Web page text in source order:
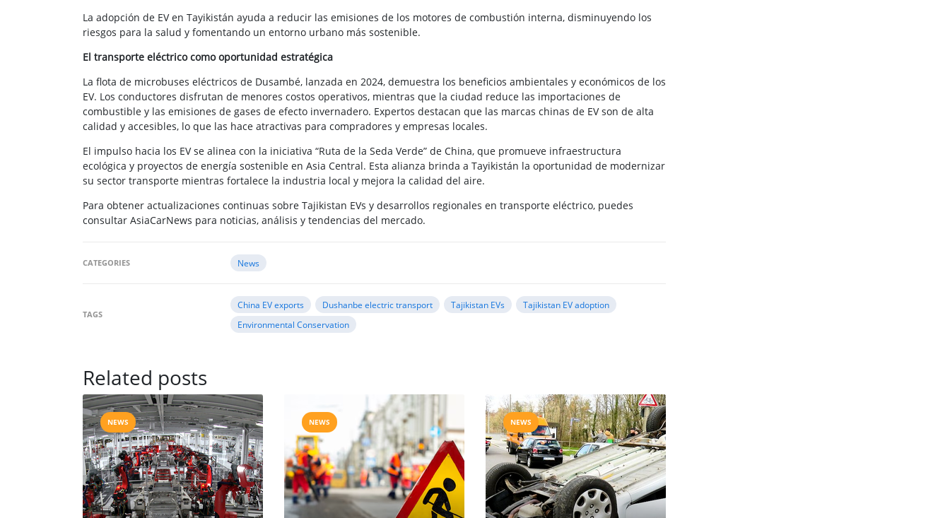
La adopción de EV en Tayikistán ayuda a reducir las emisiones de los motores de combustión interna, disminuyendo los
riesgos para la salud y fomentando un entorno urbano más sostenible.
El transporte eléctrico como oportunidad estratégica
La flota de microbuses eléctricos de Dusambé, lanzada en 2024, demuestra los beneficios ambientales y económicos de los
EV. Los conductores disfrutan de menores costos operativos, mientras que la ciudad reduce las importaciones de
combustible y las emisiones de gases de efecto invernadero. Expertos destacan que las marcas chinas de EV son de alta
calidad y accesibles, lo que las hace atractivas para compradores y empresas locales.
El impulso hacia los EV se alinea con la iniciativa “Ruta de la Seda Verde” de China, que promueve infraestructura
ecológica y proyectos de energía sostenible en Asia Central. Esta alianza brinda a Tayikistán la oportunidad de modernizar
su sector transporte mientras fortalece la industria local y mejora la calidad del aire.
Para obtener actualizaciones continuas sobre Tajikistan EVs y desarrollos regionales en transporte eléctrico, puedes
consultar AsiaCarNews para noticias, análisis y tendencias del mercado.
CATEGORIES News
TAGS
China EV exports Dushanbe electric transport Tajikistan EVs
Tajikistan EV adoption
Environmental Conservation
Related posts
NEWS NEWS NEWS